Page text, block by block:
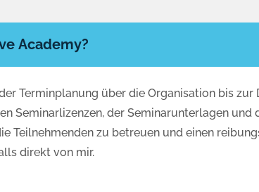
Academy?
Terminplanung über die Organisation bis
der Seminarunterlagen und
Teilnehmenden zu betreuen und einen
direkt von mir.